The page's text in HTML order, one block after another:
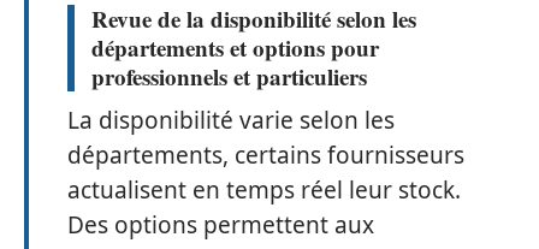
Revue de la disponibilité selon les
départements et options pour
professionnels et particuliers
La disponibilité varie selon les
départements, certains fournisseurs
actualisent en temps réel leur stock.
Des options permettent aux